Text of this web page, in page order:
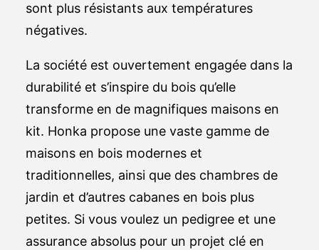
sont plus résistants aux températures
négatives.
La société est ouvertement engagée dans la
durabilité et s’inspire du bois qu’elle
transforme en de magnifiques maisons en
kit. Honka propose une vaste gamme de
maisons en bois modernes et
traditionnelles, ainsi que des chambres de
jardin et d’autres cabanes en bois plus
petites. Si vous voulez un pedigree et une
assurance absolus pour un projet clé en